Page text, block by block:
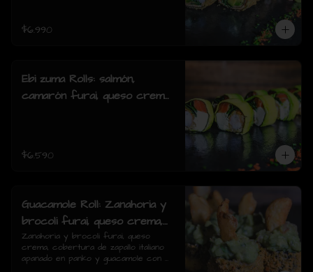
$6.990
Ebi zuma Rolls: salmón,
camarón furai, queso crema,
$6.590
Guacamole Roll: Zanahoria y
brocoli furai, queso crema,
cobertura de zapallo italiano
apanado en panko y
Zanahoria y brocoli furai, queso
crema, cobertura de zapallo italiano
apanado en panko y guacamole con